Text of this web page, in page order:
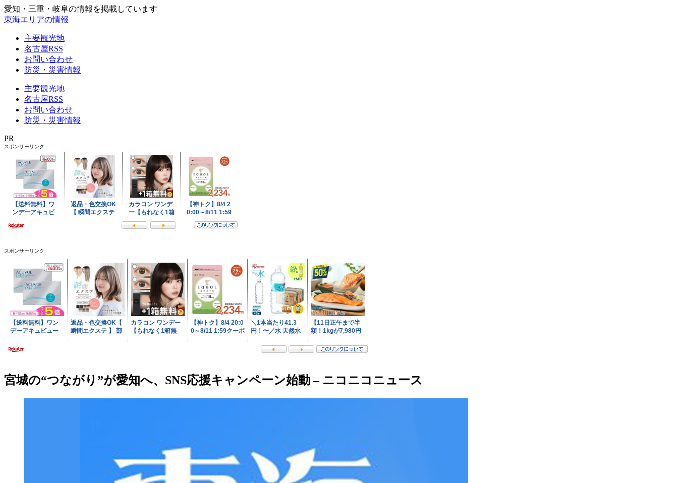
愛知・三重・岐阜の情報を掲載しています
東海エリアの情報
主要観光地
名古屋RSS
お問い合わせ
防災・災害情報
主要観光地
名古屋RSS
お問い合わせ
防災・災害情報
PR
スポンサーリンク
スポンサーリンク
宮城の“つながり”が愛知へ、SNS応援キャンペーン始動 – ニコニコニュース